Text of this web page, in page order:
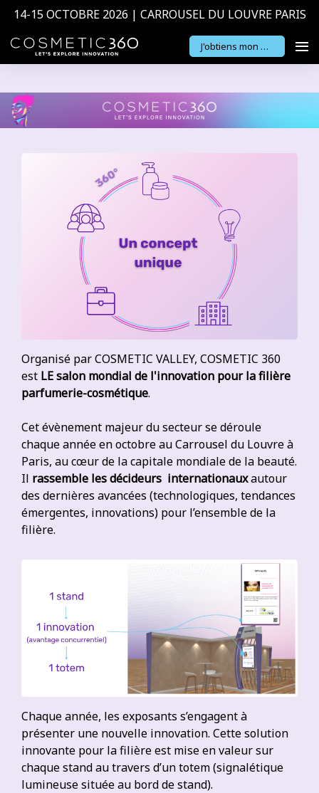
14-15 OCTOBRE 2026 | CARROUSEL DU LOUVRE PARIS
J'obtiens mon badge
Organisé par COSMETIC VALLEY, COSMETIC 360
est LE salon mondial de l'innovation pour la filière
parfumerie-cosmétique.
Cet évènement majeur du secteur se déroule
chaque année en octobre au Carrousel du Louvre à
Paris, au cœur de la capitale mondiale de la beauté.
Il rassemble les décideurs internationauxautour
des dernières avancées (technologiques, tendances
émergentes, innovations) pour l’ensemble de la
filière.
Chaque année, les exposants s’engagent à
présenter une nouvelle innovation. Cette solution
innovante pour la filière est mise en valeur sur
chaque stand au travers d’un totem (signalétique
lumineuse située au bord de stand).